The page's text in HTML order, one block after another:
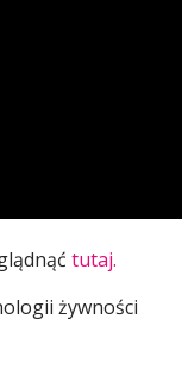
tutaj.
żywności